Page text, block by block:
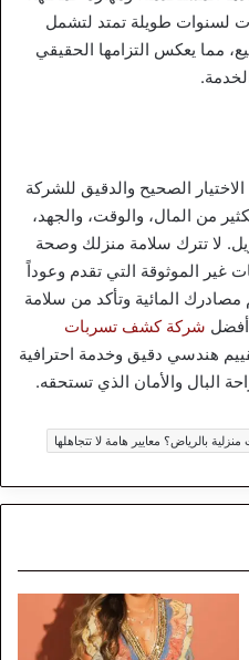
لسنوات طويلة تمتد لتشمل
مما يعكس التزامها الحقيقي
الصحيح والدقيق للشركة
من المال، والوقت، والجهد،
لا تترك سلامة منزلك وصحة
غير الموثوقة التي تقدم وعوداً
مصادرك المائية وتأكد من سلامة
أفضل شركة كشف تسربات
هندسي دقيق وخدمة احترافية
البال والأمان الذي تستحقه.
بالرياض؟ معايير هامة لا تتجاهلها